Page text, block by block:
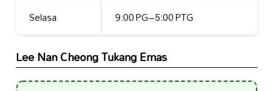
Selasa
9:00 PG–5:00 PTG
Lee Nan Cheong Tukang Emas